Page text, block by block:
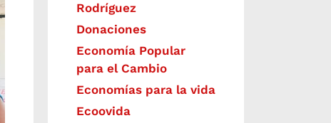
Rodríguez
Donaciones
Economía Popular
para el Cambio
Economías para la vida
Ecoovida